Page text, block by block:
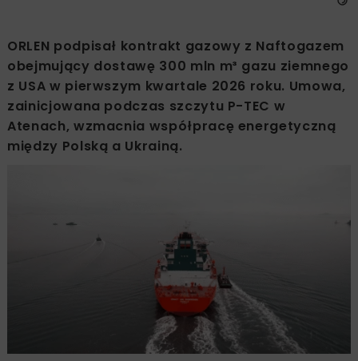
ORLEN podpisał kontrakt gazowy z Naftogazem
obejmujący dostawę 300 mln m³ gazu ziemnego
z USA w pierwszym kwartale 2026 roku. Umowa,
zainicjowana podczas szczytu P-TEC w
Atenach, wzmacnia współpracę energetyczną
między Polską a Ukrainą.